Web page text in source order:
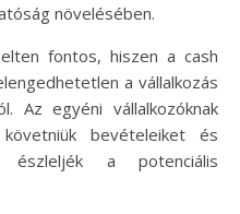
növelésében.
fontos, hiszen a cash
a vállalkozás
Az egyéni vállalkozóknak
bevételeiket és
észleljék a potenciális